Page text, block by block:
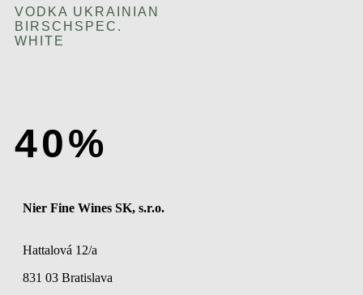
VODKA UKRAINIAN
BIRSCHSPEC.
WHITE
40%
Nier Fine Wines SK, s.r.o.
Hattalová 12/a
831 03 Bratislava